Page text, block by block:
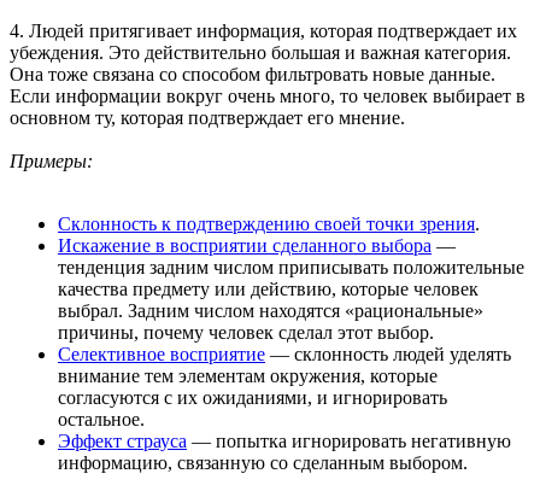
4. Людей притягивает информация, которая подтверждает их
убеждения. Это действительно большая и важная категория.
Она тоже связана со способом фильтровать новые данные.
Если информации вокруг очень много, то человек выбирает в
основном ту, которая подтверждает его мнение.
Примеры:
Склонность к подтверждению своей точки зрения.
Искажение в восприятии сделанного выбора —
тенденция задним числом приписывать положительные
качества предмету или действию, которые человек
выбрал. Задним числом находятся «рациональные»
причины, почему человек сделал этот выбор.
Селективное восприятие — склонность людей уделять
внимание тем элементам окружения, которые
согласуются с их ожиданиями, и игнорировать
остальное.
Эффект страуса — попытка игнорировать негативную
информацию, связанную со сделанным выбором.